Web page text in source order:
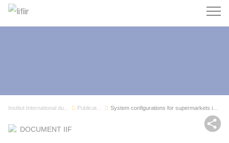
System configurations for supermarkets in warm ...
DOCUMENT IIF